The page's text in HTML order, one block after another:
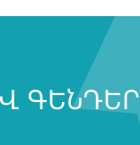
ԳԵՆԴԵՐ